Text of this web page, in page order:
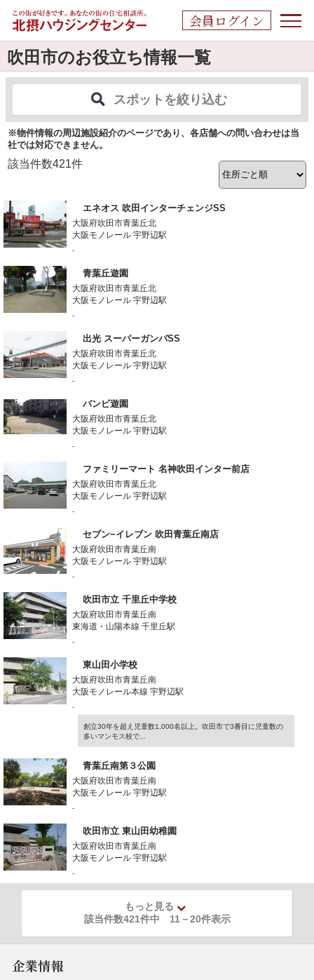
会員ログイン
吹田市のお役立ち情報一覧
スポットを絞り込む
※物件情報の周辺施設紹介のページであり、各店舗への問い合わせは当
社では対応できません。
該当件数421件
エネオス 吹田インターチェンジSS
大阪府吹田市青葉丘北
大阪モノレール 宇野辺駅
-
青葉丘遊園
大阪府吹田市青葉丘北
大阪モノレール 宇野辺駅
-
出光 スーパーガンバSS
大阪府吹田市青葉丘北
大阪モノレール 宇野辺駅
-
バンビ遊園
大阪府吹田市青葉丘北
大阪モノレール 宇野辺駅
-
ファミリーマート 名神吹田インター前店
大阪府吹田市青葉丘北
大阪モノレール 宇野辺駅
-
セブン−イレブン 吹田青葉丘南店
大阪府吹田市青葉丘南
大阪モノレール 宇野辺駅
-
吹田市立 千里丘中学校
大阪府吹田市青葉丘南
東海道・山陽本線 千里丘駅
-
東山田小学校
大阪府吹田市青葉丘南
大阪モノレール本線 宇野辺駅
-
創立30年を超え児童数1,000名以上。吹田市で3番目に児童数の
多いマンモス校で...
青葉丘南第３公園
大阪府吹田市青葉丘南
大阪モノレール 宇野辺駅
-
吹田市立 東山田幼稚園
大阪府吹田市青葉丘南
大阪モノレール 宇野辺駅
-
もっと見る
該当件数421件中 11－20件表示
企業情報